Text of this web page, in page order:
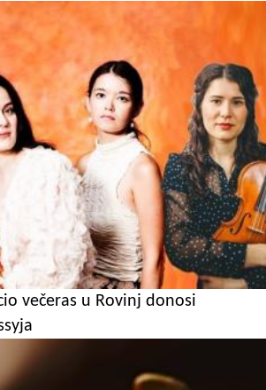
večeras u Rovinj donosi